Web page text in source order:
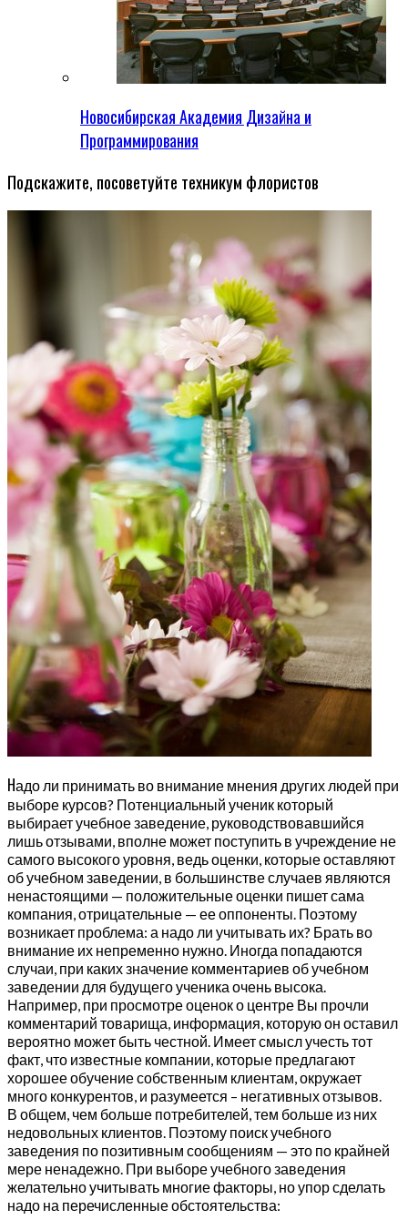
Новосибирская Академия Дизайна и
Программирования
Подскажите, посоветуйте техникум флористов
Надо ли принимать во внимание мнения других людей при
выборе курсов? Потенциальный ученик который
выбирает учебное заведение, руководствовавшийся
лишь отзывами, вполне может поступить в учреждение не
самого высокого уровня, ведь оценки, которые оставляют
об учебном заведении, в большинстве случаев являются
ненастоящими — положительные оценки пишет сама
компания, отрицательные — ее оппоненты. Поэтому
возникает проблема: а надо ли учитывать их? Брать во
внимание их непременно нужно. Иногда попадаются
случаи, при каких значение комментариев об учебном
заведении для будущего ученика очень высока.
Например, при просмотре оценок о центре Вы прочли
комментарий товарища, информация, которую он оставил
вероятно может быть честной. Имеет смысл учесть тот
факт, что известные компании, которые предлагают
хорошее обучение собственным клиентам, окружает
много конкурентов, и разумеется – негативных отзывов.
В общем, чем больше потребителей, тем больше из них
недовольных клиентов. Поэтому поиск учебного
заведения по позитивным сообщениям — это по крайней
мере ненадежно. При выборе учебного заведения
желательно учитывать многие факторы, но упор сделать
надо на перечисленные обстоятельства: